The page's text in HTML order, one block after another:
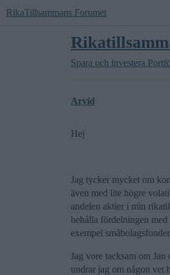
RikaTillsammans Forumet
Spara och investera
Arvid
Hej
Jag tycker mycket om
även med lite högre
andelen aktier i min
behålla fördelningen
exempel
Jag vore tacksam om
undrar jag om någon vet